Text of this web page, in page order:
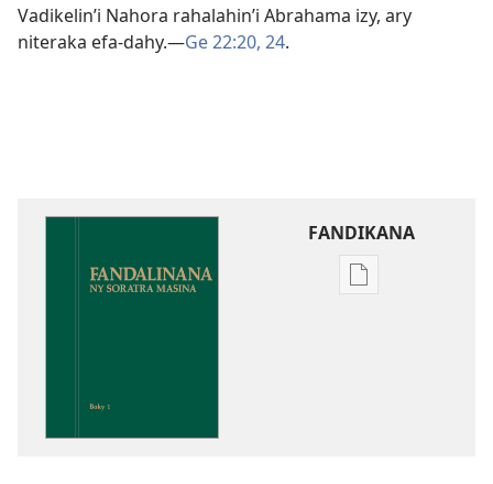
Vadikelin’i Nahora rahalahin’i Abrahama izy, ary
niteraka efa-dahy.​—Ge 22:20, 24.
FANDIKANA
Fandikana